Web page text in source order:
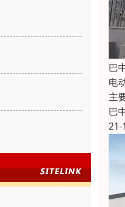
巴
电
主
巴
21-